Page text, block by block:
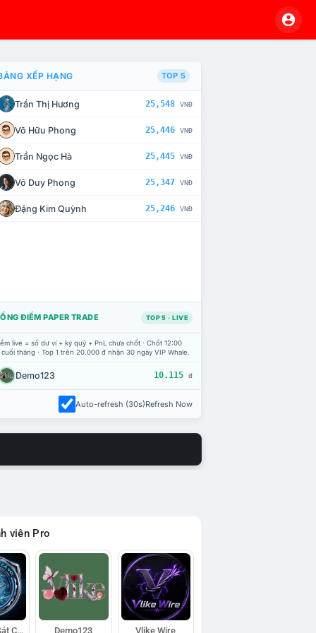
CHẾ TÀI XỬ LÝ VI PHẠM
XẾP HẠNG TOP 5
Trần Thị Hương 25,548 VNĐ
Võ Hữu Phong 25,446 VNĐ
Trần Ngọc Hà 25,445 VNĐ
Võ Duy Phong 25,347 VNĐ
Đặng Kim Quỳnh 25,246 VNĐ
ĐIỂM PAPER TRADE TOP 5 · LIVE
live = số dư ví + ký quỹ + PnL chưa chốt · Chốt 12:00
tháng · Top 1 trên 20.000 đ nhận 30 ngày VIP Whale.
Demo123 10.115 đ
Auto-refresh (30s)Refresh Now
viên Pro
Đội Trinh Sát Cá Voi Demo123 Vlike Wire